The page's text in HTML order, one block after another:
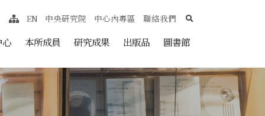
心 本所成員 研究成果 出版品 圖書館
網站導覽
EN 中央研究院 中心內專區 聯絡我們 search